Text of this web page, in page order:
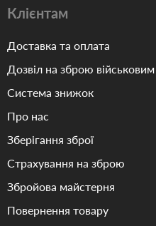
Клієнтам
Доставка та оплата
Дозвіл на зброю військовим
Система знижок
Про нас
Зберігання зброї
Страхування на зброю
Збройова майстерня
Повернення товару